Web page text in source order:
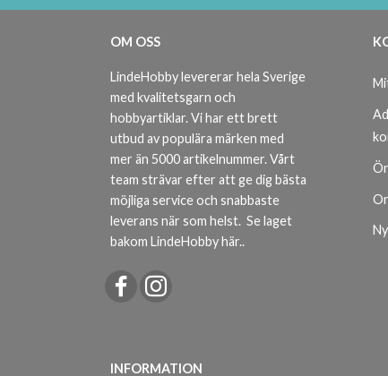
OM OSS
LindeHobby levererar hela Sverige
med kvalitetsgarn och
hobbyartiklar. Vi har ett brett
utbud av populära märken med
mer än 5000 artikelnummer. Vårt
team strävar efter att ge dig bästa
möjliga service och snabbaste
leverans när som helst. Se laget
bakom LindeHobby här..
INFORMATION